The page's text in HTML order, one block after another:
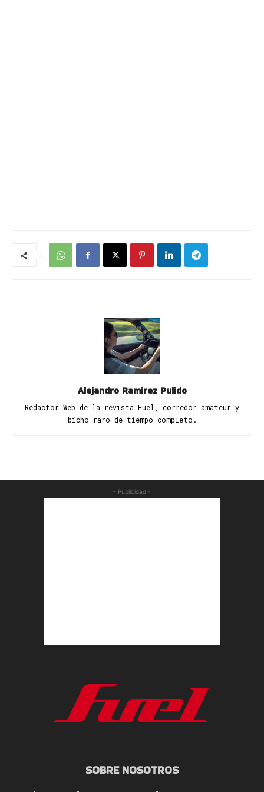
Alejandro Ramirez Pulido
Redactor Web de la revista Fuel, corredor amateur y
bicho raro de tiempo completo.
- Publicidad -
SOBRE NOSOTROS